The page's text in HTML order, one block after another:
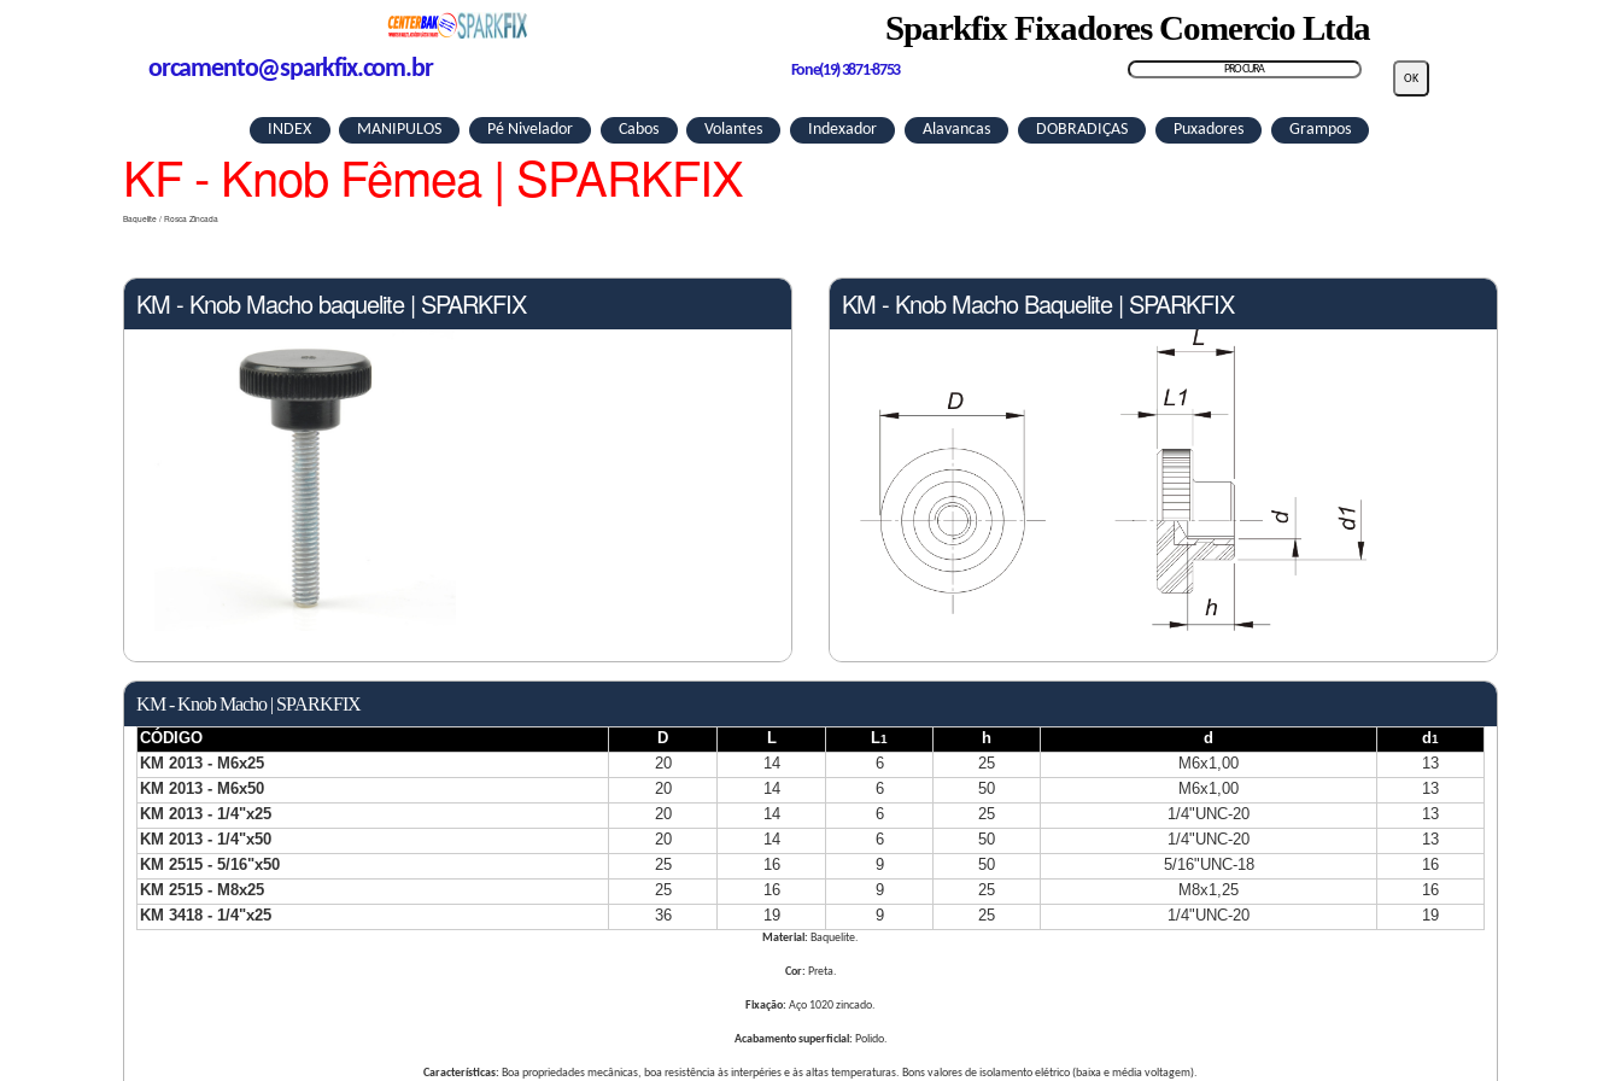
Sparkfix Fixadores Comercio Ltda
orcamento@sparkfix.com.br Fone(19) 3871-8753
INDEX MANIPULOS Pé Nivelador Cabos Volantes Indexador Alavancas DOBRADIÇAS Puxadores Grampos
KF - Knob Fêmea | SPARKFIX
Baquelite / Rosca Zincada
KM - Knob Macho baquelite | SPARKFIX KM - Knob Macho Baquelite | SPARKFIX
KM - Knob Macho | SPARKFIX
CÓDIGO D L L1 h d d1
KM 2013 - M6x25 20 14 6 25 M6x1,00
13
KM 2013 - M6x50
20 14 6 50 M6x1,00
13
KM 2013 - 1/4"x25
20 14 6 25 1/4"UNC-20
13
KM 2013 - 1/4"x50
20 14 6 50 1/4"UNC-20
13
KM 2515 - 5/16"x50
25 16 9 50 5/16"UNC-18
16
KM 2515 - M8x25
25 16 9 25 M8x1,25
16
KM 3418 - 1/4"x25
36 19 9 25 1/4"UNC-20 19
Material: Baquelite.
Cor: Preta.
Fixação: Aço 1020 zincado.
Acabamento superficial: Polido.
Características: Boa propriedades mecânicas, boa resistência às interpéries e às altas temperaturas. Bons valores de isolamento elétrico (baixa e média voltagem).